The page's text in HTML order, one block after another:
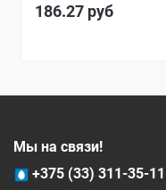
186.27 руб
Мы на связи!
+375 (33) 311-35-11